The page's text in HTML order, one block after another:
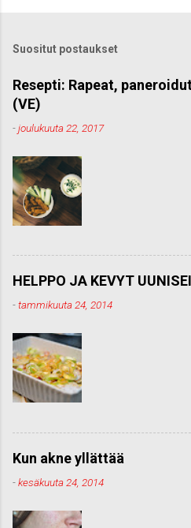
o
m
e
n
t
Suositut postaukset
Resepti: Rapeat,
(VE)
-joulukuuta 22, 2017
HELPPO JA KEVYT UUNISEI
-tammikuuta 24, 2014
Kun akne yllättää
-kesäkuuta 24, 2014